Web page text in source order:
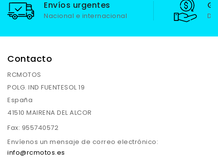
Envíos urgentes
Nacional e internacional
Contacto
RCMOTOS
POLG. IND FUENTESOL 19
España
41510 MAIRENA DEL ALCOR
Fax: 955740572
Envíenos un mensaje de correo electrónico:
info@rcmotos.es